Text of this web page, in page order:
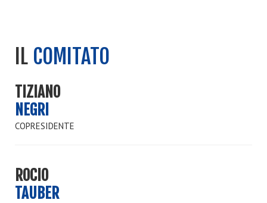
IL COMITATO
TIZIANO
NEGRI
COPRESIDENTE
ROCIO
TAUBER